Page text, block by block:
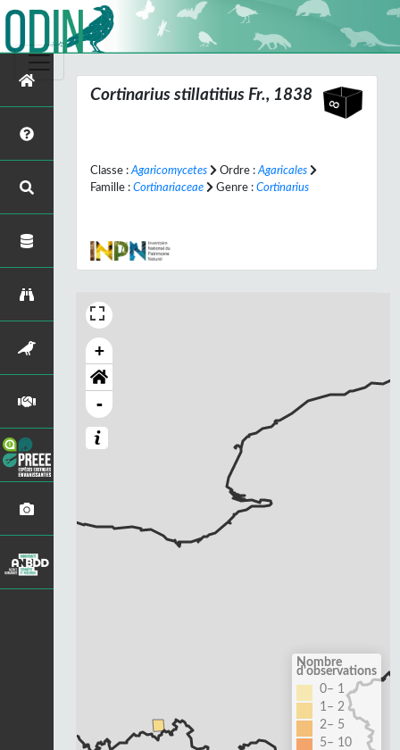
Cortinarius stillatitius Fr., 1838
Classe : Agaricomycetes Ordre : Agaricales
Famille : Cortinariaceae Genre : Cortinarius
+
-
Nombre
d'observations
0– 1
1– 2
2– 5
5– 10